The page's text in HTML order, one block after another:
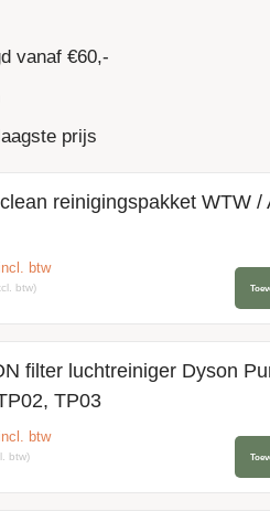
vanaf €60,-
prijs
reinigingspakket WTW /
incl. btw
btw)
filter luchtreiniger Dyson
TP03
incl. btw
btw)